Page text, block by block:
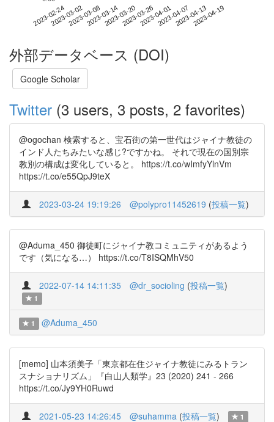
2023-02-242023-03-022023-03-082023-03-142023-03-202023-03-262023-04-012023-04-072023-04-132023-04-19
外部データベース (DOI)
Google Scholar
Twitter (3 users, 3 posts, 2 favorites)
@ogochan 検索すると、宝石街の第一世代はジャイナ教徒の
インド人たちみたいな感じ?ですかね。 それで現在の国別宗
教別の構成は変化していると。 https://t.co/wImfyYlnVm
https://t.co/e55QpJ9teX
2023-03-24 19:19:26 @polypro11452619 (投稿一覧)
@Aduma_450 御徒町にジャイナ教コミュニティがあるよう
です（気になる…） https://t.co/T8ISQMhV50
2022-07-14 14:11:35 @dr_socioling (投稿一覧)
1
1 @Aduma_450
[memo] 山本須美子「東京都在住ジャイナ教徒にみるトラン
スナショナリズム」『白山人類学』23 (2020) 241 - 266
https://t.co/Jy9YH0Ruwd
2021-05-23 14:26:45 @suhamma (投稿一覧) 1